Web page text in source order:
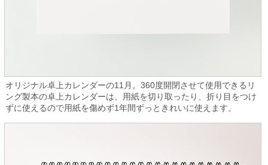
オリジナル卓上カレンダーの11月。360度開閉させて使用できるリ
ング製本の卓上カレンダーは、用紙を切り取ったり、折り目をつけ
ずに使えるので用紙を傷めず1年間ずっときれいに使えます。